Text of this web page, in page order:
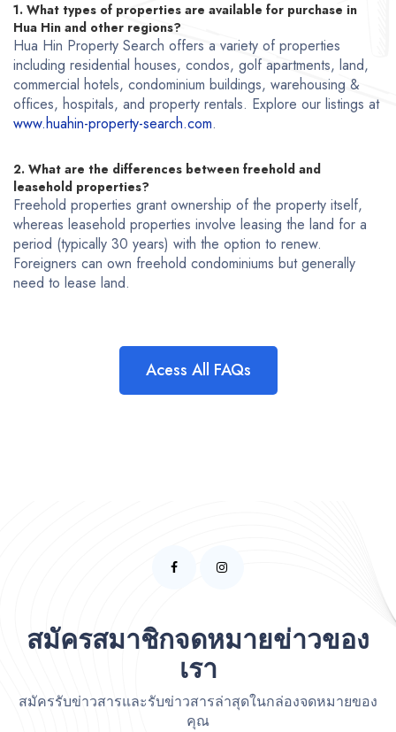
1. What types of properties are available for purchase in
Hua Hin and other regions?
Hua Hin Property Search offers a variety of properties
including residential houses, condos, golf apartments, land,
commercial hotels, condominium buildings, warehousing &
offices, hospitals, and property rentals. Explore our listings at
www.huahin-property-search.com.
2. What are the differences between freehold and
leasehold properties?
Freehold properties grant ownership of the property itself,
whereas leasehold properties involve leasing the land for a
period (typically 30 years) with the option to renew.
Foreigners can own freehold condominiums but generally
need to lease land.
Acess All FAQs
สมัครสมาชิกจดหมายข่าวของ
เรา
สมัครรับข่าวสารและรับข่าวสารล่าสุดในกล่องจดหมายของ
คุณ